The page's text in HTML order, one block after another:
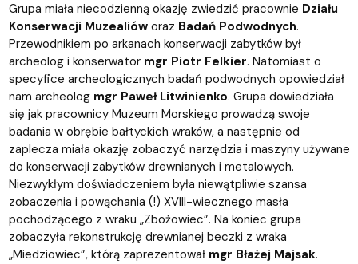
Grupa miała niecodzienną okazję zwiedzić pracownie Działu
Konserwacji Muzealióworaz Badań Podwodnych.
Przewodnikiem po arkanach konserwacji zabytków był
archeolog i konserwator mgr Piotr Felkier. Natomiast o
specyfice archeologicznych badań podwodnych opowiedział
nam archeolog mgr Paweł Litwinienko. Grupa dowiedziała
się jak pracownicy Muzeum Morskiego prowadzą swoje
badania w obrębie bałtyckich wraków, a następnie od
zaplecza miała okazję zobaczyć narzędzia i maszyny używane
do konserwacji zabytków drewnianych i metalowych.
Niezwykłym doświadczeniem była niewątpliwie szansa
zobaczenia i powąchania (!) XVIII-wiecznego masła
pochodzącego z wraku „Zbożowiec”. Na koniec grupa
zobaczyła rekonstrukcję drewnianej beczki z wraka
„Miedziowiec”, którą zaprezentował mgr Błażej Majsak.